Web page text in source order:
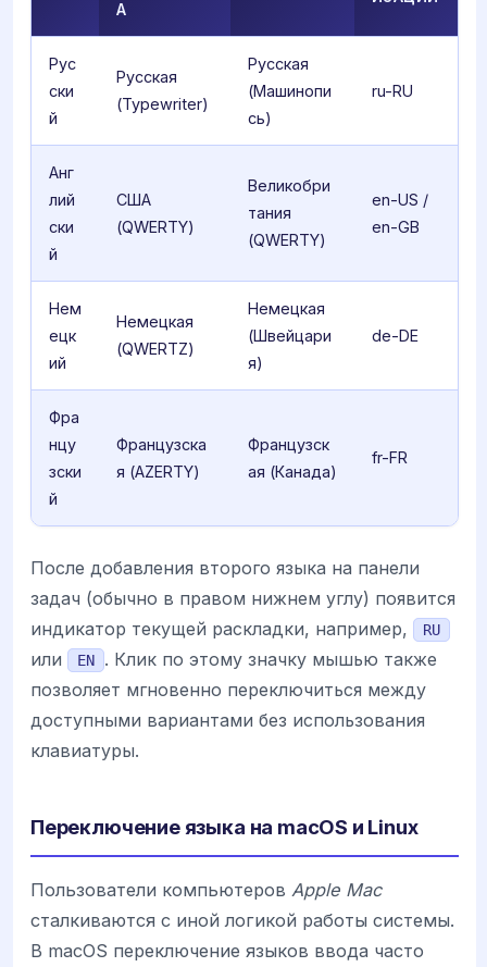
А
Рус
ски
й
Русская
(Typewriter)
Русская
(Машинопи
сь)
ru-RU
Анг
лий
ски
й
США
(QWERTY)
Великобри
тания
(QWERTY)
en-US /
en-GB
Нем
ецк
ий
Немецкая
(QWERTZ)
Немецкая
(Швейцари
я)
de-DE
Фра
нцу
зски
й
Французска
я (AZERTY)
Французск
ая (Канада)
fr-FR
После добавления второго языка на панели
задач (обычно в правом нижнем углу) появится
индикатор текущей раскладки, например,
RU
или EN
. Клик по этому значку мышью также
позволяет мгновенно переключиться между
доступными вариантами без использования
клавиатуры.
Переключение языка на macOS и Linux
Пользователи компьютеров Apple Mac
сталкиваются с иной логикой работы системы.
В macOS переключение языков ввода часто